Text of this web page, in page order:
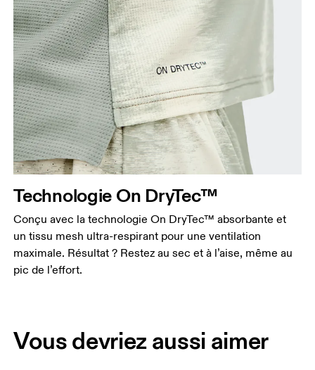
Technologie On DryTec™
Conçu avec la technologie On DryTec™ absorbante et
un tissu mesh ultra-respirant pour une ventilation
maximale. Résultat ? Restez au sec et à l’aise, même au
pic de l’effort.
Vous devriez aussi aimer